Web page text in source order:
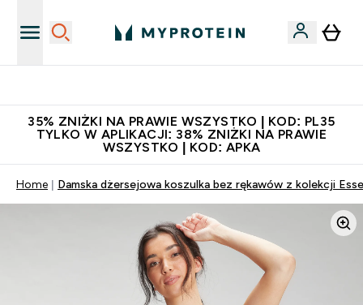
35% ZNIŻKI NA PRAWIE WSZYSTKO | KOD: PL35
TYLKO W APLIKACJI: 38% ZNIŻKI NA PRAWIE
WSZYSTKO | KOD: APKA
Home Damska dżersejowa koszulka bez rękawów z kolekcji